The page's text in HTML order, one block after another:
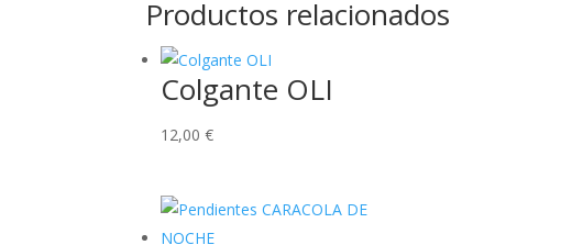
Productos relacionados
Colgante OLI
12,00 €